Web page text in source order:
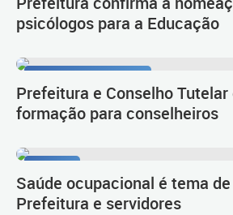
psicólogos para a Educação
Prefeitura e Conselho
formação para conselheiros
Saúde ocupacional é tema
Prefeitura e servidores